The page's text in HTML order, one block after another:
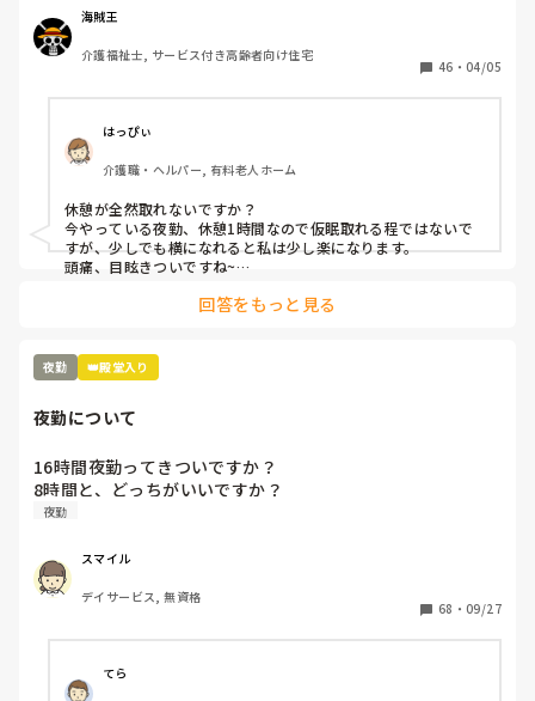
海賊王
介護福祉士, サービス付き高齢者向け住宅
46 ・ 04/05
はっぴぃ
介護職・ヘルパー, 有料老人ホーム
休憩が全然取れないですか？
今やっている夜勤、休憩1時間なので仮眠取れる程ではないで
すが、少しでも横になれると私は少し楽になります。
頭痛、目眩きついですね~
回答をもっと見る
夜勤 👑殿堂入り
夜勤について
16時間夜勤ってきついですか？
8時間と、どっちがいいですか？
夜勤
スマイル
デイサービス, 無資格
68 ・ 09/27
てら